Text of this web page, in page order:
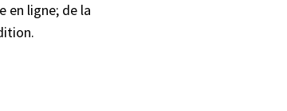
en ligne; de la